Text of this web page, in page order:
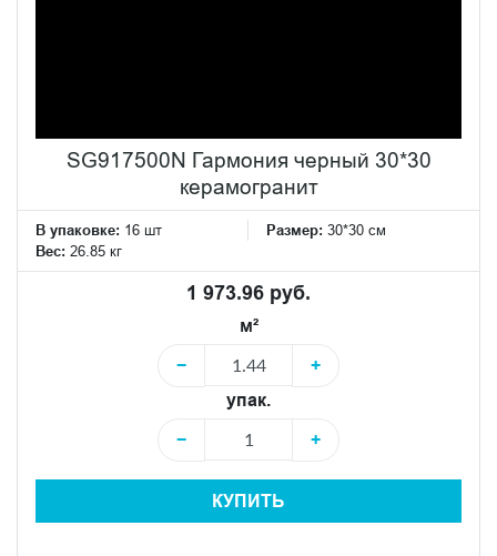
SG917500N Гармония черный 30*30
керамогранит
В упаковке: 16 шт Размер: 30*30 см
Вес: 26.85 кг
1 973.96 руб.
м²
−
+
упак.
−
+
КУПИТЬ